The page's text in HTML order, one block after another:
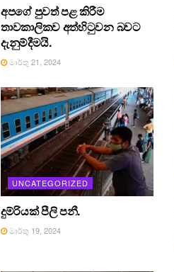
අපගේ පුවත් පළ කිරීම
තාවකාලිකව අත්හිටුවන බවට
දැනුම්දීමයි.
මාර්තු 21, 2024
UNCATEGORIZED
දුම්රියක් පීලි පනී.
මාර්තු 19, 2024